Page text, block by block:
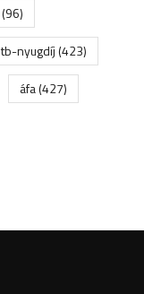
(96)
tb-nyugdíj(423)
áfa(427)